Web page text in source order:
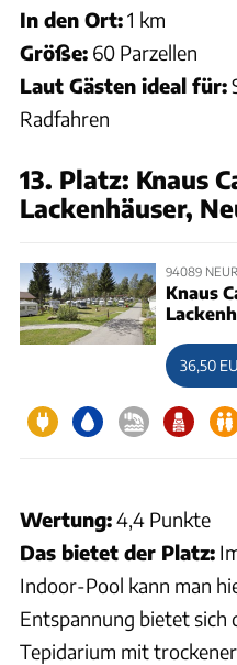
In den Ort:1 km
Größe: 60 Parzellen
Laut Gästen ideal für:
Radfahren
13. Platz: Knaus
Lackenhäuser,
94089
Knaus
36,50
Wertung:4,4 Punkte
Das bietet der Platz:
Indoor-Pool kann man
Entspannung bietet sich
Tepidarium mit